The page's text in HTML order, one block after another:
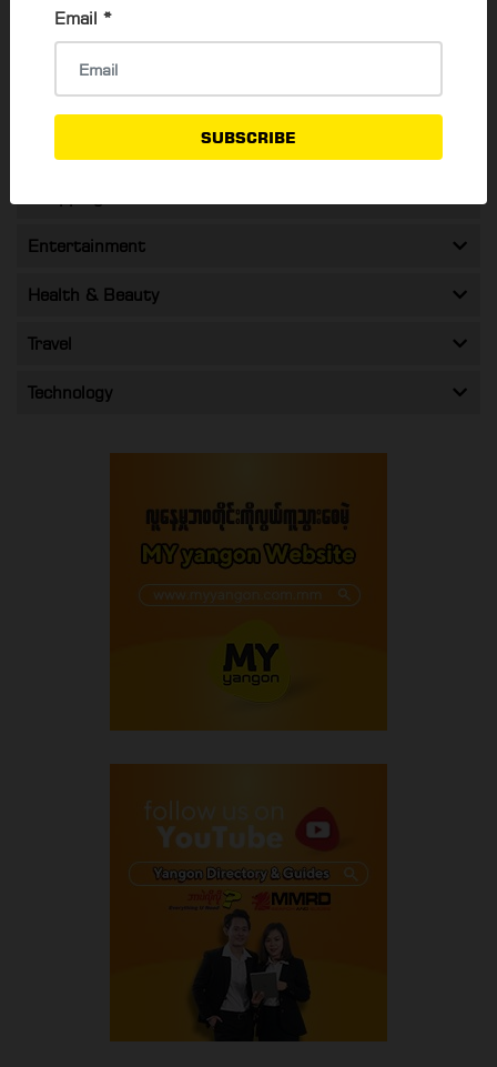
Email *
SUBSCRIBE
Career & Jobs
Activities To Do
Entertainment
Health & Beauty
Travel
Technology